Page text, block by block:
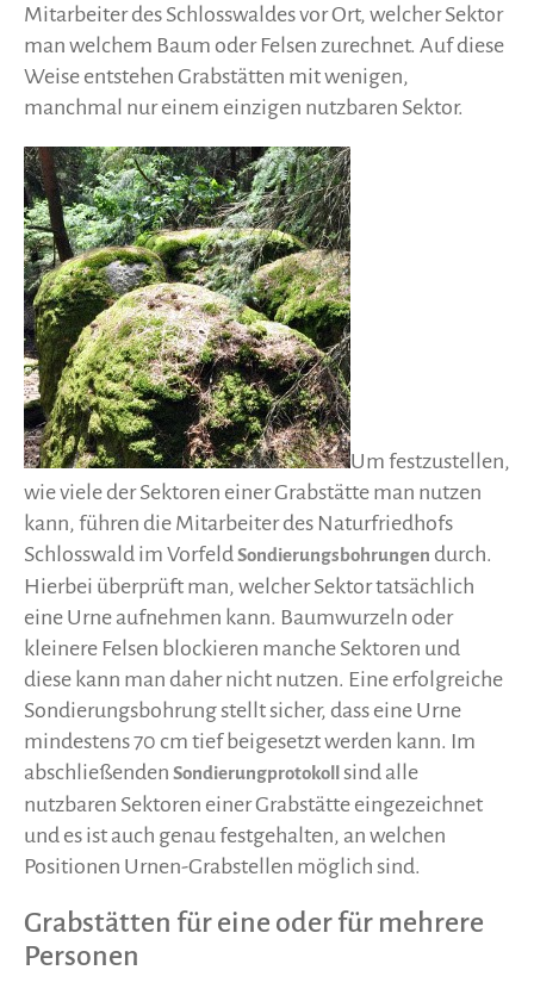
Mitarbeiter des Schlosswaldes vor Ort, welcher Sektor
man welchem Baum oder Felsen zurechnet. Auf diese
Weise entstehen Grabstätten mit wenigen,
manchmal nur einem einzigen nutzbaren Sektor.
Um festzustellen,
wie viele der Sektoren einer Grabstätte man nutzen
kann, führen die Mitarbeiter des Naturfriedhofs
Schlosswald im Vorfeld Sondierungsbohrungen durch.
Hierbei überprüft man, welcher Sektor tatsächlich
eine Urne aufnehmen kann. Baumwurzeln oder
kleinere Felsen blockieren manche Sektoren und
diese kann man daher nicht nutzen. Eine erfolgreiche
Sondierungsbohrung stellt sicher, dass eine Urne
mindestens 70 cm tief beigesetzt werden kann. Im
abschließenden Sondierungprotokoll sind alle
nutzbaren Sektoren einer Grabstätte eingezeichnet
und es ist auch genau festgehalten, an welchen
Positionen Urnen-Grabstellen möglich sind.
Grabstätten für eine oder für mehrere
Personen